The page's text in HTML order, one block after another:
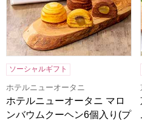
ソーシャルギフト
ホテルニューオータニ
ホテルニューオータニ マロ
ンバウムクーヘン6個入り(プ